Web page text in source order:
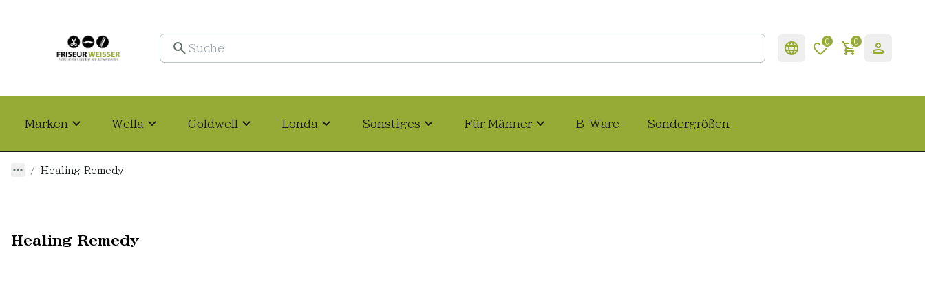
0 0
Marken Wella Goldwell Londa Sonstiges Für Männer B-Ware Sondergrößen
Healing Remedy
Healing Remedy